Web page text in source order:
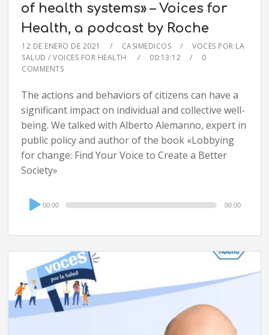
of health systems» – Voices for
Health, a podcast by Roche
12 DE ENERO DE 2021 CASIMEDICOS
VOCES POR LA
SALUD / VOICES FOR HEALTH
00:13:12
0
COMMENTS
The actions and behaviors of citizens can have a
significant impact on individual and collective well-
being. We talked with Alberto Alemanno, expert in
public policy and author of the book «Lobbying
for change: Find Your Voice to Create a Better
Society»
Audio
Player
00:00 00:00